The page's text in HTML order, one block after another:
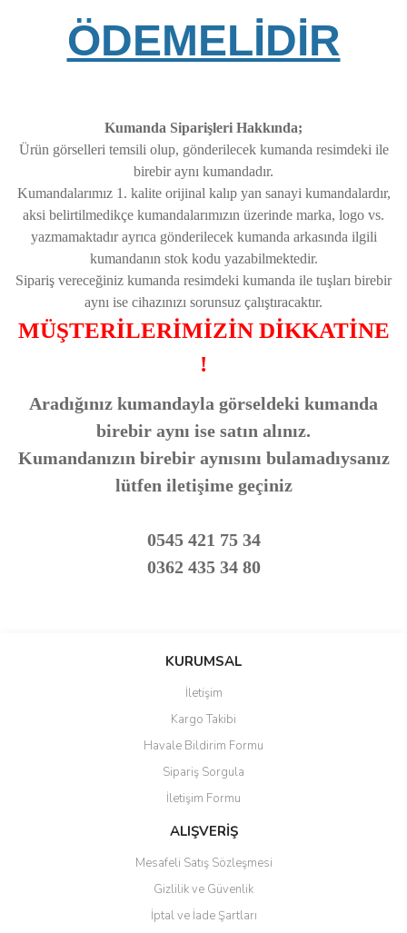
ÖDEMELİDİR
Kumanda Siparişleri Hakkında;
Ürün görselleri temsili olup, gönderilecek kumanda resimdeki ile
birebir aynı kumandadır.
Kumandalarımız 1. kalite orijinal kalıp yan sanayi kumandalardır,
aksi belirtilmedikçe kumandalarımızın üzerinde marka, logo vs.
yazmamaktadır ayrıca gönderilecek kumanda arkasında ilgili
kumandanın stok kodu yazabilmektedir.
Sipariş vereceğiniz kumanda resimdeki kumanda ile tuşları birebir
aynı ise cihazınızı sorunsuz çalıştıracaktır.
MÜŞTERİLERİMİZİN DİKKATİNE
!
Aradığınız kumandayla görseldeki kumanda
birebir aynı ise satın alınız.
Kumandanızın birebir aynısını bulamadıysanız
lütfen iletişime geçiniz
0545 421 75 34
0362 435 34 80
Bu ürüne ilk yorumu siz yapın!
Ürün resmi kalitesiz, bozuk veya görüntülenemiyor.
Ürün açıklamasında eksik bilgiler bulunuyor.
Ürün bilgilerinde hatalar bulunuyor.
Ürün fiyatı diğer sitelerden daha pahalı.
Bu ürüne benzer farklı alternatifler olmalı.
KURUMSAL
İletişim
Kargo Takibi
Havale Bildirim Formu
Sipariş Sorgula
İletişim Formu
ALIŞVERİŞ
Mesafeli Satış Sözleşmesi
Gizlilik ve Güvenlik
İptal ve İade Şartları